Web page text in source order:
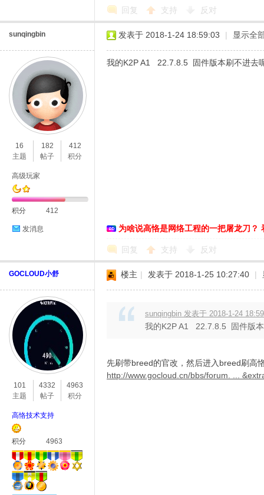
回复 支持 反对
sunqingbin
16
主题
182
帖子
412
积分
高级玩家
积分 412
发消息
发表于 2018-1-24 18:59:03 | 显示全
我的K2P A1 22.7.8.5 固件版本刷不进去
为啥说高恪是网络工程的一把屠龙刀？
回复 支持 反对
GOCLOUD小舒
101
主题
4332
帖子
4963
积分
高恪技术支持
积分 4963
楼主 | 发表于 2018-1-25 10:27:40 |
sunqingbin 发表于 2018-1-24 18:59
我的K2P A1 22.7.8.5 固件版
先刷带breed的官改，然后进入breed刷高
http://www.gocloud.cn/bbs/forum. ...